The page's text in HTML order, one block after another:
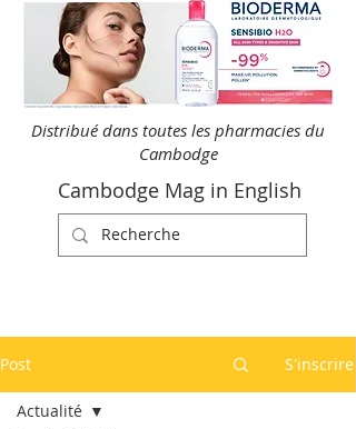
Distribué dans toutes les pharmacies du
Cambodge
Cambodge Mag in English
Post S'inscrire
Actualité